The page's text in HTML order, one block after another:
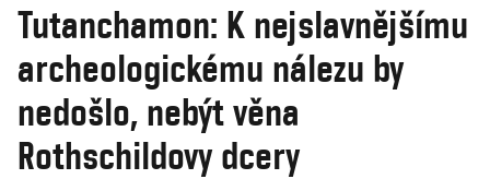
Tutanchamon: K nejslavnějšímu
archeologickému nálezu by
nedošlo, nebýt věna
Rothschildovy dcery